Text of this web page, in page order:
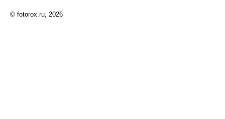
© fotorox.ru, 2026